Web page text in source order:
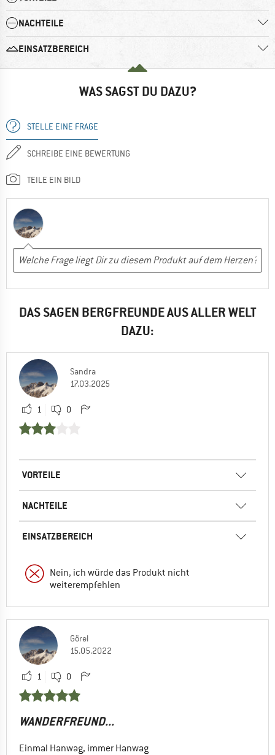
NACHTEILE
EINSATZBEREICH
WAS SAGST DU DAZU?
STELLE EINE FRAGE
SCHREIBE EINE BEWERTUNG
TEILE EIN BILD
DAS SAGEN BERGFREUNDE AUS ALLER WELT
DAZU:
Sandra
17.03.2025
1 0
VORTEILE
NACHTEILE
EINSATZBEREICH
Nein, ich würde das Produkt nicht
weiterempfehlen
Görel
15.05.2022
1 0
WANDERFREUND...
Einmal Hanwag, immer Hanwag